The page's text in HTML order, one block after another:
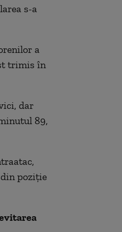
s-a
a
trimis în
dar
89,
poziţie